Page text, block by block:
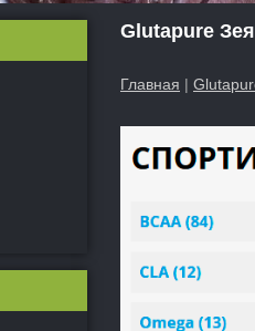
Glutapure Зея
Главная |